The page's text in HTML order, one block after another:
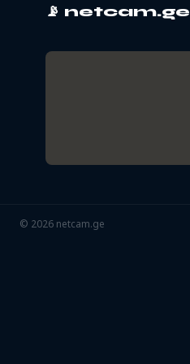
📡 netcam.ge
© 2026 netcam.ge